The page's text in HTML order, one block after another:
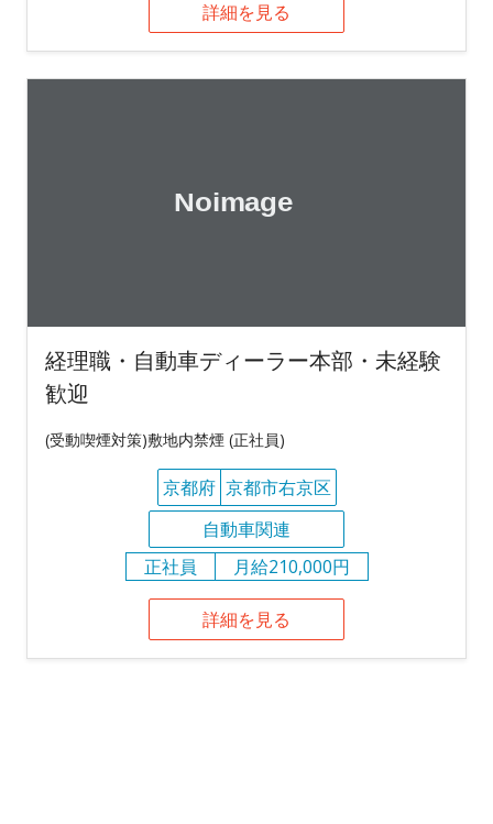
詳細を見る
経理職・自動車ディーラー本部・未経験
歓迎
(受動喫煙対策)敷地内禁煙 (正社員)
京都府 京都市右京区
自動車関連
正社員
月給210,000円
詳細を見る